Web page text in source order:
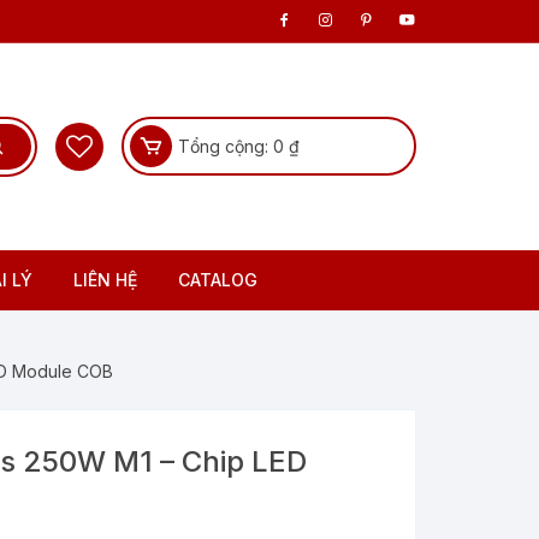
Tổng cộng: 0 ₫
LÝ LIÊN HỆ CATALOG
Module COB
250W M1 – Chip LED